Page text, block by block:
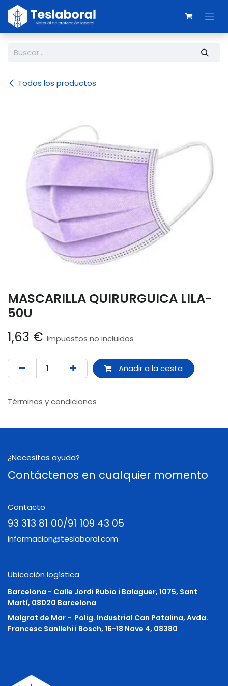
Ir al contenido
Todos los productos
MASCARILLA QUIRURGUICA LILA-
50U
1,63 € Impuestos no incluidos
Añadir a la cesta
Términos y condiciones
¿Necesitas ayuda?
Contáctenos en cualquier momento
Contacto
93 313 81 00/91 109 43 05
informacion@teslaboral.com
Ubicación logística
Barcelona - Calle Jordi Rubio i Balaguer, 1075, Sant
Martí, 08020 Barcelona
Malgrat de Mar - Polig. Industrial Can Patalina, Avda.
Francesc Sanllehi i Bosch, 16-18 Nave 4, 08380